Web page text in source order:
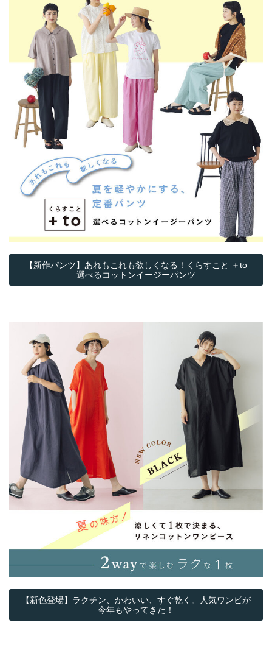
【新作パンツ】あれもこれも欲しくなる！くらすこと ＋to
選べるコットンイージーパンツ
【新色登場】ラクチン、かわいい、すぐ乾く。人気ワンピが
今年もやってきた！